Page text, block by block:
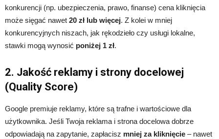
konkurencji (np. ubezpieczenia, prawo, finanse) cena kliknięcia
może sięgać nawet 20 zł lub więcej. Z kolei w mniej
konkurencyjnych niszach, jak rękodzieło czy usługi lokalne,
stawki mogą wynosić poniżej 1 zł.
2. Jakość reklamy i strony docelowej
(Quality Score)
Google premiuje reklamy, które są trafne i wartościowe dla
użytkownika. Jeśli Twoja reklama i strona docelowa dobrze
odpowiadają na zapytanie, zapłacisz mniej za kliknięcie – nawet